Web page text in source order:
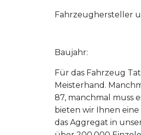
Fahrzeughersteller
Baujahr:
Für das Fahrzeug
Meisterhand.
87, manchmal muss
bieten wir Ihnen
das Aggregat in